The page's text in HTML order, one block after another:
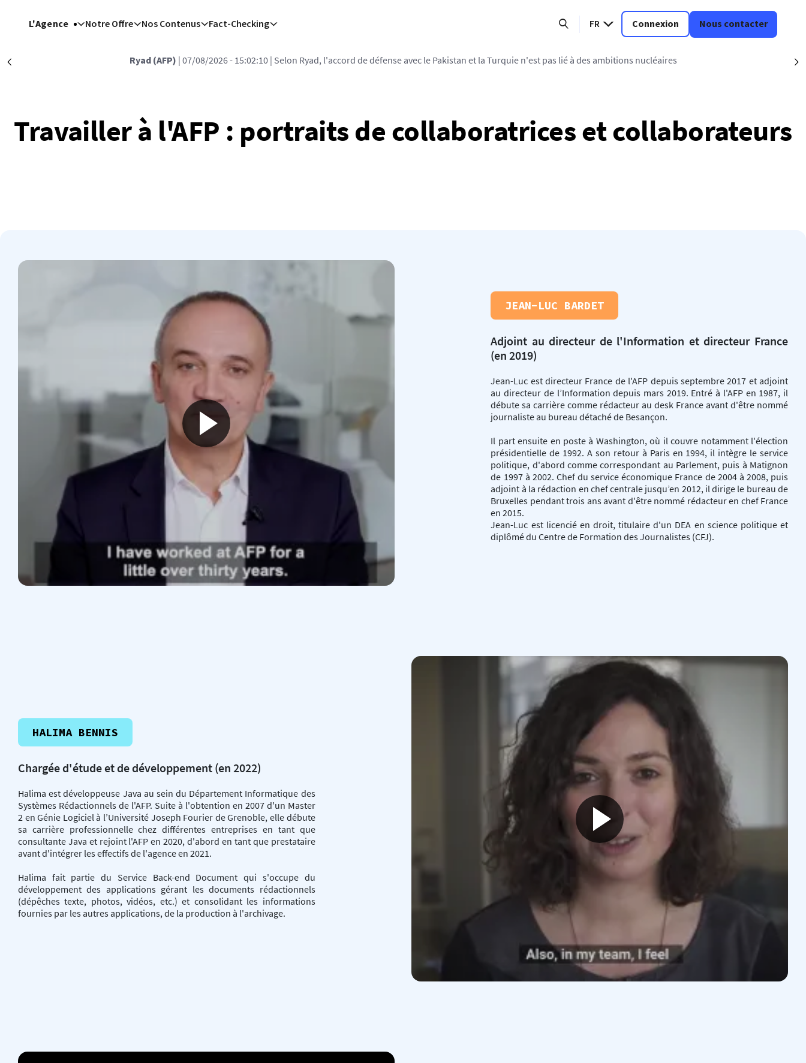
L'Agence Notre Offre Nos Contenus Fact-Checking FR Connexion Nous contacter
Ryad (AFP) | 07/08/2026 - 15:02:10 | Selon Ryad, l'accord de défense avec le Pakistan et la Turquie n'est pas lié à des ambitions nucléaires
Travailler à l'AFP : portraits de collaboratrices et collaborateurs
JEAN-LUC BARDET
Adjoint au directeur de l'Information et directeur France
(en 2019)
Jean-Luc est directeur France de l'AFP depuis septembre 2017 et adjoint
au directeur de l’Information depuis mars 2019. Entré à l'AFP en 1987, il
débute sa carrière comme rédacteur au desk France avant d'être nommé
journaliste au bureau détaché de Besançon.
Il part ensuite en poste à Washington, où il couvre notamment l'élection
présidentielle de 1992. A son retour à Paris en 1994, il intègre le service
politique, d'abord comme correspondant au Parlement, puis à Matignon
de 1997 à 2002. Chef du service économique France de 2004 à 2008, puis
adjoint à la rédaction en chef centrale jusqu’en 2012, il dirige le bureau de
Bruxelles pendant trois ans avant d'être nommé rédacteur en chef France
en 2015.
Jean-Luc est licencié en droit, titulaire d'un DEA en science politique et
diplômé du Centre de Formation des Journalistes (CFJ).
HALIMA BENNIS
Chargée d'étude et de développement (en 2022)
Halima est développeuse Java au sein du Département Informatique des
Systèmes Rédactionnels de l'AFP. Suite à l'obtention en 2007 d'un Master
2 en Génie Logiciel à l’Université Joseph Fourier de Grenoble, elle débute
sa carrière professionnelle chez différentes entreprises en tant que
consultante Java et rejoint l'AFP en 2020, d'abord en tant que prestataire
avant d'intégrer les effectifs de l'agence en 2021.
Halima fait partie du Service Back-end Document qui s'occupe du
développement des applications gérant les documents rédactionnels
(dépêches texte, photos, vidéos, etc.) et consolidant les informations
fournies par les autres applications, de la production à l'archivage.